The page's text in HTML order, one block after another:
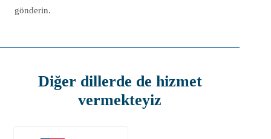
gönderin.
Diğer dillerde de hizmet
vermekteyiz